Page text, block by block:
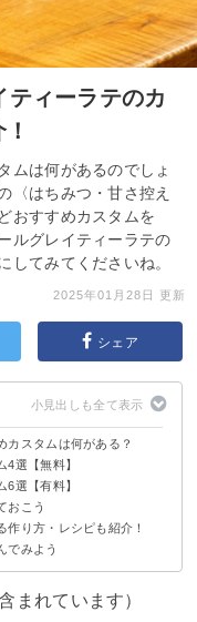
ティーラテのカ
ムは何があるのでしょ
〈はちみつ・甘さ控え
おすすめカスタムを
ルグレイティーラテの
してみてくださいね。
2025年01月28日 更新
シェア
カスタムは何がある？
選【無料】
ラテ（トール店内520円）
520円)
520円）
ール店内520円)
選【有料】
円)
575円)
内630円)
内685円)
内630円)
795円)
おこう
で？
れるり方・レシピも紹介！
でみよう
まれています）